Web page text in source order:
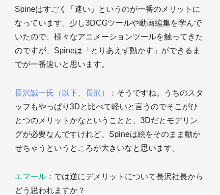
Spineはすごく「速い」というのが一番のメリットに
なっています。少し3DCGツールや動画編集を学んで
いたので、様々なアニメーションツールを触ってきた
のですが、Spineは「とりあえず動かす」ができるま
でが一番速いと思います。
長沢誠一氏（以下、長沢）
：そうですね。うちのスタ
ッフもやっぱり3Dと比べて軽いと言うのでそこがひ
とつのメリットかなということと、3Dだとモデリン
グが必要なんですけれど、Spineは絵をそのまま動か
せちゃうというところが大きいなと思います。
エマール ：では逆にデメリットについて長沢社長から
どう思われますか？